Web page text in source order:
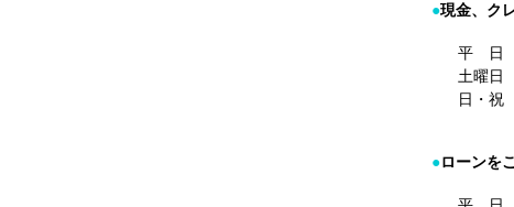
●現金、ク
平 日
土曜日
日・祝
●ローンを